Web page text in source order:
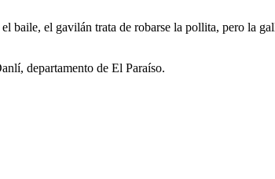
baile, el gavilán trata de robarse la pollita, pero la
departamento de El Paraíso.